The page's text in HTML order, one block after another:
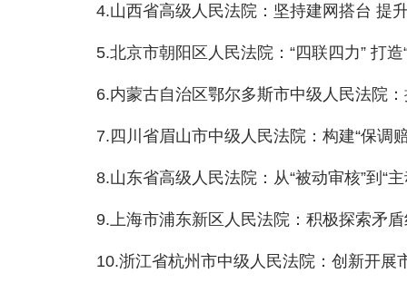
4.山西省高级人民法院：坚持建网搭台 提升
5.北京市朝阳区人民法院：“四联四力” 打造
6.内蒙古自治区鄂尔多斯市中级人民法院：
7.四川省眉山市中级人民法院：构建“保调
8.山东省高级人民法院：从“被动审核”到“主
9.上海市浦东新区人民法院：积极探索矛盾
10.浙江省杭州市中级人民法院：创新开展